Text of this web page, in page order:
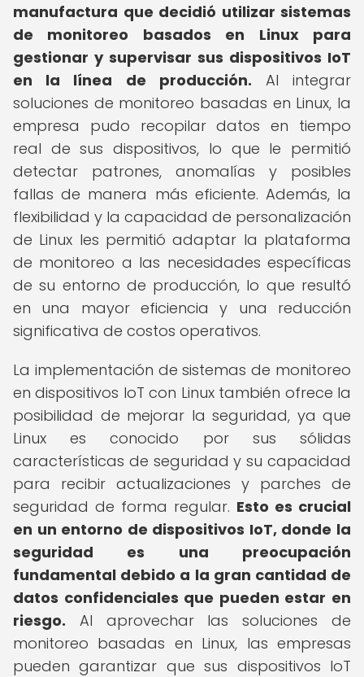
manufactura que decidió utilizar sistemas
de monitoreo basados en Linux para
gestionar y supervisar sus dispositivos IoT
en la línea de producción. Al integrar
soluciones de monitoreo basadas en Linux, la
empresa pudo recopilar datos en tiempo
real de sus dispositivos, lo que le permitió
detectar patrones, anomalías y posibles
fallas de manera más eficiente. Además, la
flexibilidad y la capacidad de personalización
de Linux les permitió adaptar la plataforma
de monitoreo a las necesidades específicas
de su entorno de producción, lo que resultó
en una mayor eficiencia y una reducción
significativa de costos operativos.
La implementación de sistemas de monitoreo
en dispositivos IoT con Linux también ofrece la
posibilidad de mejorar la seguridad, ya que
Linux es conocido por sus sólidas
características de seguridad y su capacidad
para recibir actualizaciones y parches de
seguridad de forma regular. Esto es crucial
en un entorno de dispositivos IoT, donde la
seguridad es una preocupación
fundamental debido a la gran cantidad de
datos confidenciales que pueden estar en
riesgo. Al aprovechar las soluciones de
monitoreo basadas en Linux, las empresas
pueden garantizar que sus dispositivos IoT